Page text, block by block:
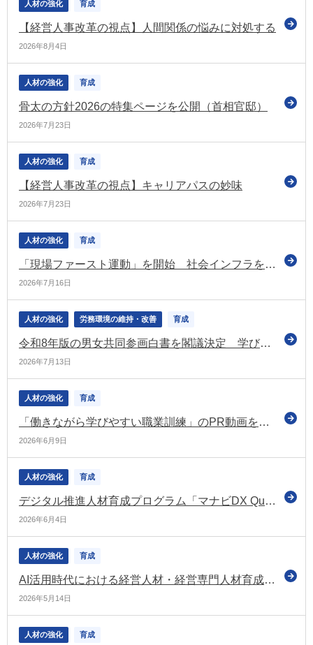
人材の強化 育成
【経営人事改革の視点】人間関係の悩みに対処する
2026年8月4日
人材の強化 育成
骨太の方針2026の特集ページを公開（首相官邸）
2026年7月23日
人材の強化 育成
【経営人事改革の視点】キャリアパスの妙味
2026年7月23日
人材の強化 育成
「現場ファースト運動」を開始 社会インフラを安全かつ持続可能なものに（経産省・国交省）
2026年7月16日
人材の強化 労務環境の維持・改善 育成
令和8年版の男女共同参画白書を閣議決定 学び直しの現状と分析を特集
2026年7月13日
人材の強化 育成
「働きながら学びやすい職業訓練」のPR動画を公開（独：高齢・障害・求職者雇用支援機構）
2026年6月9日
人材の強化 育成
デジタル推進人材育成プログラム「マナビDX Quest」の令和8年度受講生を募集（経産省）
2026年6月4日
人材の強化 育成
AI活用時代における経営人材・経営専門人材育成に関する審議結果を取りまとめ（日本学術会議の分科会）
2026年5月14日
人材の強化 育成